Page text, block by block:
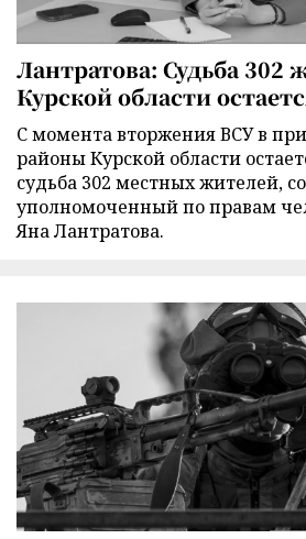
Лантратова: Судьба 302
Курской области
С момента вторжения ВСУ в
районы Курской области
судьба 302 местных жителей,
уполномоченный по правам
Яна Лантратова.